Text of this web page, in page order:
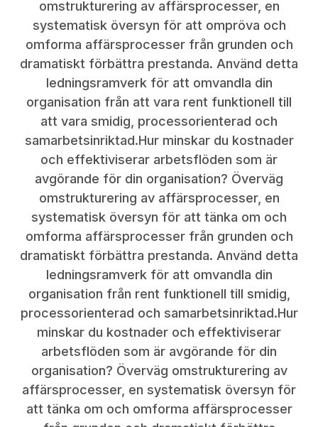
omstrukturering av affärsprocesser, en
systematisk översyn för att ompröva och
omforma affärsprocesser från grunden och
dramatiskt förbättra prestanda. Använd detta
ledningsramverk för att omvandla din
organisation från att vara rent funktionell till
att vara smidig, processorienterad och
samarbetsinriktad.Hur minskar du kostnader
och effektiviserar arbetsflöden som är
avgörande för din organisation? Överväg
omstrukturering av affärsprocesser, en
systematisk översyn för att tänka om och
omforma affärsprocesser från grunden och
dramatiskt förbättra prestanda. Använd detta
ledningsramverk för att omvandla din
organisation från rent funktionell till smidig,
processorienterad och samarbetsinriktad.Hur
minskar du kostnader och effektiviserar
arbetsflöden som är avgörande för din
organisation? Överväg omstrukturering av
affärsprocesser, en systematisk översyn för
att tänka om och omforma affärsprocesser